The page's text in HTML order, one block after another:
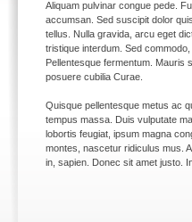
Aliquam pulvinar congue pede.
accumsan. Sed suscipit dolor
tellus. Nulla gravida, arcu eget
tristique interdum. Sed
Pellentesque fermentum. Mauris
posuere cubilia Curae.
Quisque pellentesque metus ac
tempus massa. Duis vulputate
lobortis feugiat, ipsum magna
montes, nascetur ridiculus mus.
in, sapien. Donec sit amet justo.